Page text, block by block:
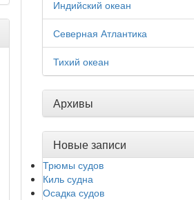
Индийский океан
Северная Атлантика
Тихий океан
Архивы
Новые записи
Трюмы судов
Киль судна
Осадка судов